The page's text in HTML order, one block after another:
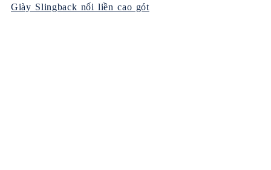
Giày Slingback nối liền cao gót